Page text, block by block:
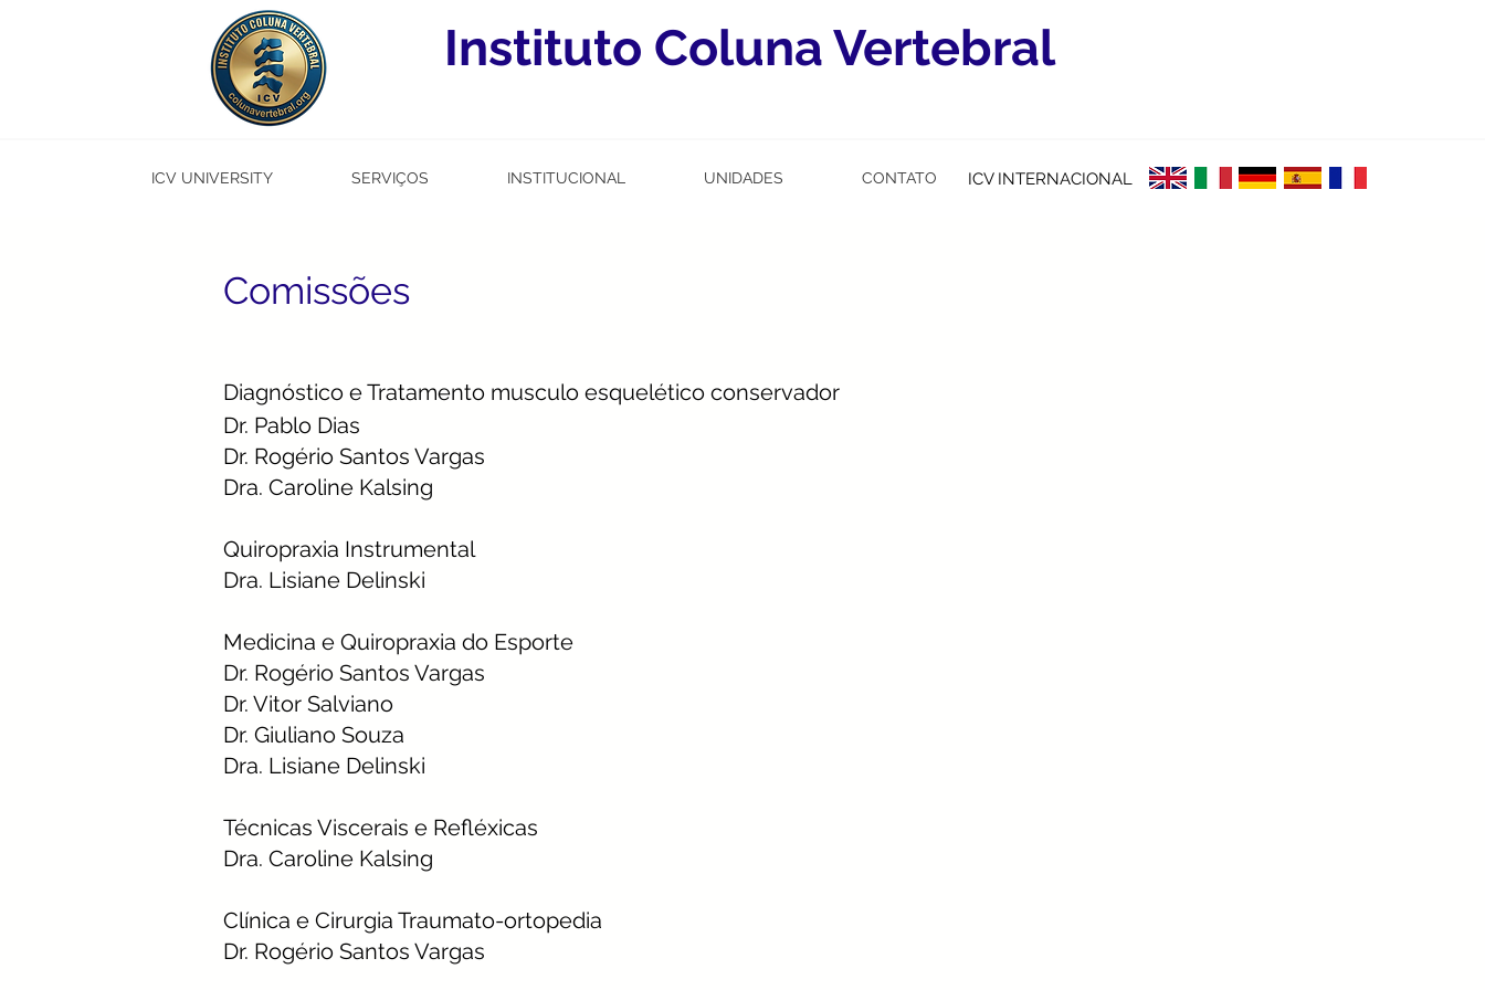
Instituto Coluna Vertebral
ICV UNIVERSITY SERVIÇOS INSTITUCIONAL UNIDADES CONTATO ICV INTERNACIONAL
Comissões
Diagnóstico e Tratamento musculo esquelético conservador
Dr. Pablo Dias
Dr. Rogério Santos Vargas
Dra. Caroline Kalsing
Quiropraxia Instrumental
Dra. Lisiane Delinski
Medicina e Quiropraxia do Esporte
Dr. Rogério Santos Vargas
Dr. Vitor Salviano
Dr. Giuliano Souza
Dra. Lisiane Delinski
Técnicas Viscerais e Refléxicas
Dra. Caroline Kalsing
Clínica e Cirurgia Traumato-ortopedia
Dr. Rogério Santos Vargas